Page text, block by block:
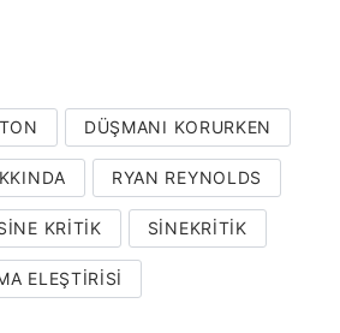
DÜŞMANI KORURKEN
RYAN REYNOLDS
KRITIK SINEKRITIK
ELEŞTIRISI